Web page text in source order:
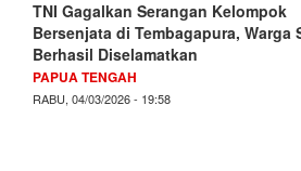
TNI Gagalkan Serangan Kelompok
Bersenjata di Tembagapura, Warga
Berhasil Diselamatkan
PAPUA TENGAH
RABU, 04/03/2026 - 19:58